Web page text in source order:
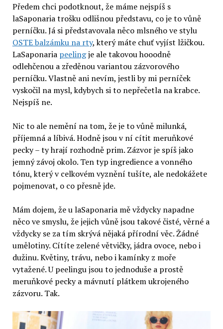
Předem chci podotknout, že máme nejspíš s
laSaponaria trošku odlišnou představu, co je to vůně
perníčku. Já si představovala něco mlsného ve stylu
OSTE balzámku na rty, který máte chuť vyjíst lžičkou.
LaSaponaria peelingje ale takovou hooodně
odlehčenou a zředěnou variantou zázvorového
perníčku. Vlastně ani nevím, jestli by mi perníček
vyskočil na mysl, kdybych si to nepřečetla na krabce.
Nejspíš ne.
Nic to ale nemění na tom, že je to vůně milunká,
příjemná a líbivá. Hodně jsou v ní cítit meruňkové
pecky – ty hrají rozhodně prim. Zázvor je spíš jako
jemný závoj okolo. Ten typ ingredience a vonného
tónu, který v celkovém vyznění tušíte, ale nedokážete
pojmenovat, o co přesně jde.
Mám dojem, že u laSaponaria mě vždycky napadne
něco ve smyslu, že jejich vůně jsou takové čisté, věrné a
vždycky se za tím skrývá nějaká přírodní věc. Žádné
umělotiny. Cítíte zelené větvičky, jádra ovoce, nebo i
dužinu. Květiny, trávu, nebo i kamínky z moře
vytažené. U peelingu jsou to jednoduše a prostě
meruňkové pecky a mávnutí plátkem ukrojeného
zázvoru. Tak.